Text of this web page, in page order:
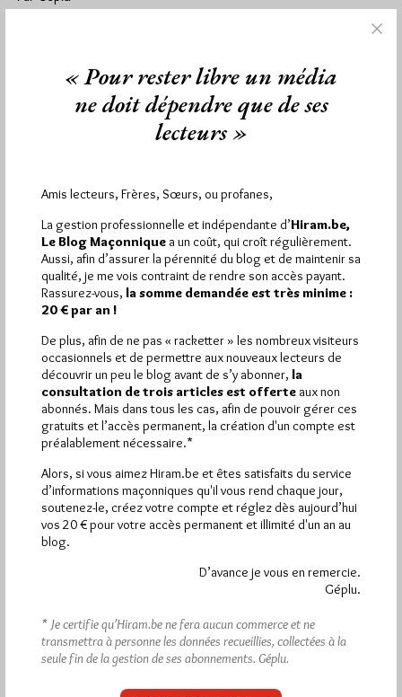
Lu 210 fois
ronde organisée dans le cadre du fil…
Divers 10 commentaires
2 608 pagesont été lues (Source : Pirsch.io)
Plus d’informations
Abonnement aux Newsletters - RSS
« Pour rester libre un média
ne doit dépendre que de ses
lecteurs »
Amis lecteurs, Frères, Sœurs, ou profanes,
La gestion professionnelle et indépendante d’Hiram.be,
Le Blog Maçonnique a un coût, qui croît régulièrement.
Aussi, afin d’assurer la pérennité du blog et de maintenir sa
qualité, je me vois contraint de rendre son accès payant.
Rassurez-vous, la somme demandée est très minime :
20 € par an !
De plus, afin de ne pas « racketter » les nombreux visiteurs
occasionnels et de permettre aux nouveaux lecteurs de
découvrir un peu le blog avant de s’y abonner, la
consultation de trois articles est offerte aux non
abonnés. Mais dans tous les cas, afin de pouvoir gérer ces
gratuits et l’accès permanent, la création d'un compte est
préalablement nécessaire.*
Alors, si vous aimez Hiram.be et êtes satisfaits du service
d’informations maçonniques qu'il vous rend chaque jour,
soutenez-le, créez votre compte et réglez dès aujourd’hui
vos 20 € pour votre accès permanent et illimité d'un an au
blog.
D’avance je vous en remercie.
Géplu.
* Je certifie qu’Hiram.be ne fera aucun commerce et ne
transmettra à personne les données recueillies, collectées à la
seule fin de la gestion de ses abonnements. Géplu.